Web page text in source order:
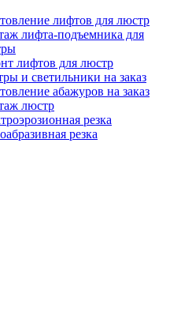
лифтов для люстр
лифта-подъемника для
лифтов для люстр
и светильники на заказ
абажуров на заказ
люстр
резка
резка